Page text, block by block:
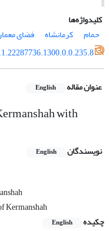
کلیدواژه‌ها
حمام
کرمانشاه فضای
عنوان مقاله English
with
نویسندگان English
Kermanshah
چکیده
English